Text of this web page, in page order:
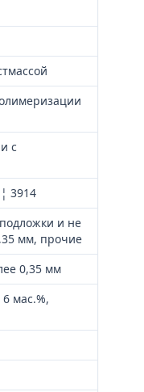
с
3914
и не
мм, прочие
0,35 мм
мас.%,